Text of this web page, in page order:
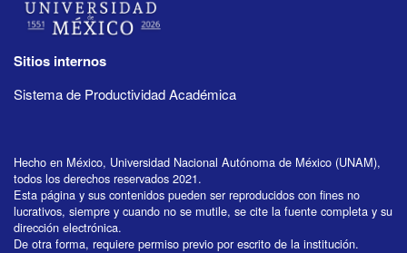
Sitios internos
Sistema de Productividad Académica
Hecho en México, Universidad Nacional Autónoma de México (UNAM),
todos los derechos reservados 2021.
Esta página y sus contenidos pueden ser reproducidos con fines no
lucrativos, siempre y cuando no se mutile, se cite la fuente completa y su
dirección electrónica.
De otra forma, requiere permiso previo por escrito de la institución.